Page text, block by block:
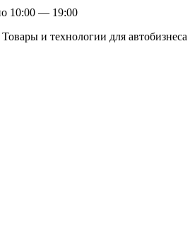
10:00 — 19:00
и технологии для автобизнеса